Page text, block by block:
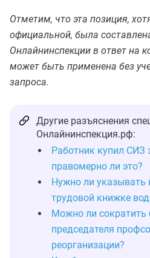
Отметим, что эта позиция,
официальной, была
Онлайнинспекции в ответ на
может быть применена без
запроса.
Другие разъяснения
Онлайнинспекция.рф:
Работник купил СИЗ
правомерно ли это?
Нужно ли указывать
трудовой книжке
Можно ли
председателя
реорганизации?